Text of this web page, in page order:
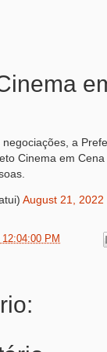
a
Cinema em
August 21, 2022
PM